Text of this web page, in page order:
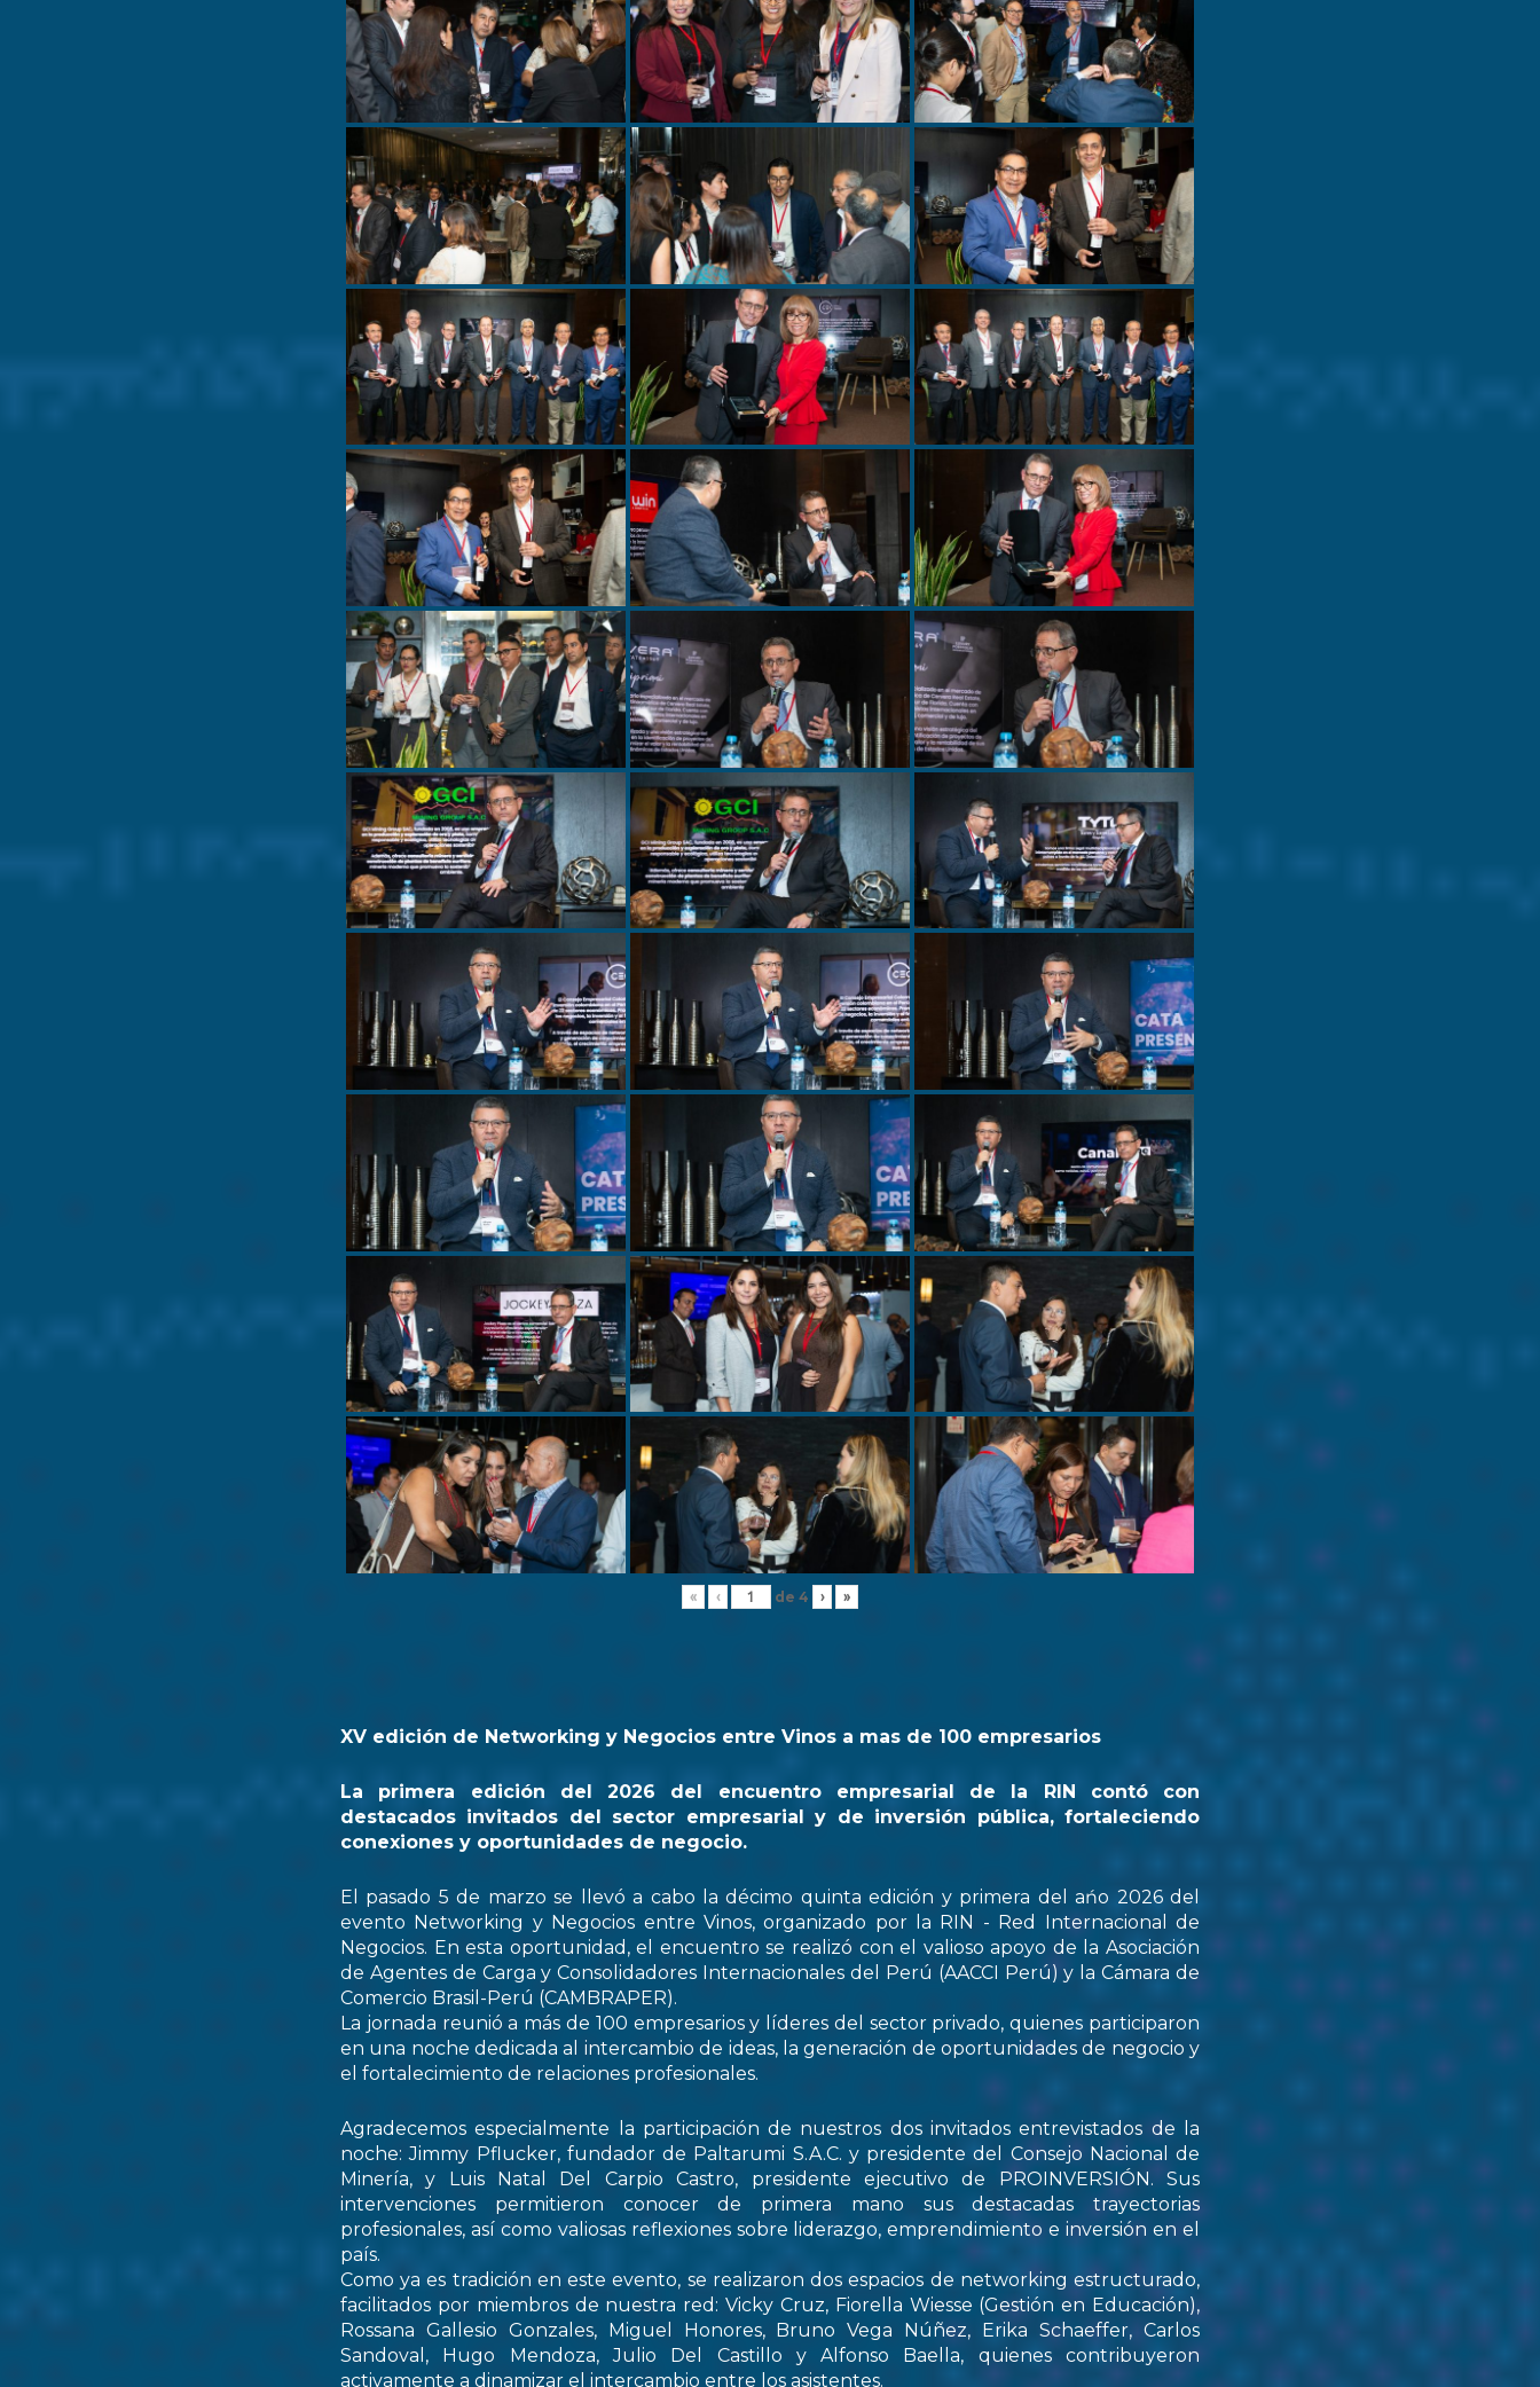
« ‹ de 4 › »
XV edición de Networking y Negocios entre Vinos a mas de 100 empresarios
La primera edición del 2026 del encuentro empresarial de la RIN contó con
destacados invitados del sector empresarial y de inversión pública, fortaleciendo
conexiones y oportunidades de negocio.
El pasado 5 de marzo se llevó a cabo la décimo quinta edición y primera del ańo 2026 del
evento Networking y Negocios entre Vinos, organizado por la RIN - Red Internacional de
Negocios. En esta oportunidad, el encuentro se realizó con el valioso apoyo de la Asociación
de Agentes de Carga y Consolidadores Internacionales del Perú (AACCI Perú) y la Cámara de
Comercio Brasil-Perú (CAMBRAPER).
La jornada reunió a más de 100 empresarios y líderes del sector privado, quienes participaron
en una noche dedicada al intercambio de ideas, la generación de oportunidades de negocio y
el fortalecimiento de relaciones profesionales.
Agradecemos especialmente la participación de nuestros dos invitados entrevistados de la
noche: Jimmy Pflucker, fundador de Paltarumi S.A.C. y presidente del Consejo Nacional de
Minería, y Luis Natal Del Carpio Castro, presidente ejecutivo de PROINVERSIÓN. Sus
intervenciones permitieron conocer de primera mano sus destacadas trayectorias
profesionales, así como valiosas reflexiones sobre liderazgo, emprendimiento e inversión en el
país.
Como ya es tradición en este evento, se realizaron dos espacios de networking estructurado,
facilitados por miembros de nuestra red: Vicky Cruz, Fiorella Wiesse (Gestión en Educación),
Rossana Gallesio Gonzales, Miguel Honores, Bruno Vega Núñez, Erika Schaeffer, Carlos
Sandoval, Hugo Mendoza, Julio Del Castillo y Alfonso Baella, quienes contribuyeron
activamente a dinamizar el intercambio entre los asistentes.